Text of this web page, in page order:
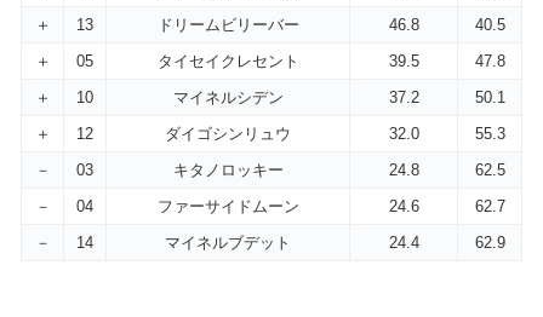
＋
13 ドリームビリーバー 46.8
40.5
＋
05 タイセイクレセント 39.5
47.8
＋
10 マイネルシデン 37.2
50.1
＋
12 ダイゴシンリュウ 32.0
55.3
－
03 キタノロッキー 24.8
62.5
－
04 ファーサイドムーン 24.6
62.7
－
14 マイネルブデット 24.4 62.9